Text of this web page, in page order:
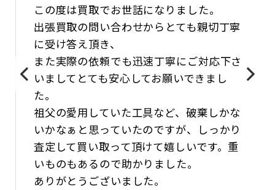
この度は買取でお世話になりました。
出張買取の問い合わせからとても親切丁寧
に受け答え頂き、
また実際の依頼でも迅速丁寧にご対応下さ
いましてとても安心してお願いできまし
た。
祖父の愛用していた工具など、破棄しかな
いかなぁと思っていたのですが、しっかり
査定して買い取って頂けて嬉しいです。重
いものもあるので助かりました。
ありがとうございました。